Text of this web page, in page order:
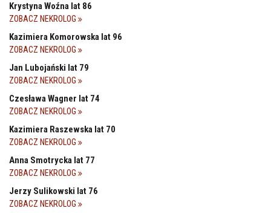
Krystyna Woźna lat 86
ZOBACZ NEKROLOG
Kazimiera Komorowska lat 96
ZOBACZ NEKROLOG
Jan Lubojański lat 79
ZOBACZ NEKROLOG
Czesława Wagner lat 74
ZOBACZ NEKROLOG
Kazimiera Raszewska lat 70
ZOBACZ NEKROLOG
Anna Smotrycka lat 77
ZOBACZ NEKROLOG
Jerzy Sulikowski lat 76
ZOBACZ NEKROLOG